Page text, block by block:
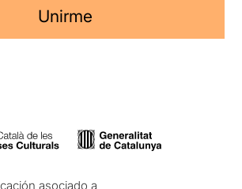
Unirme
asociado a